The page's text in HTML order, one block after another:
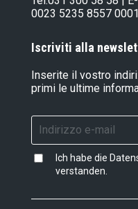
0023 5235 8557
Iscriviti alla
Inserite il vostro
primi le ultime
Ich habe die
verstanden.